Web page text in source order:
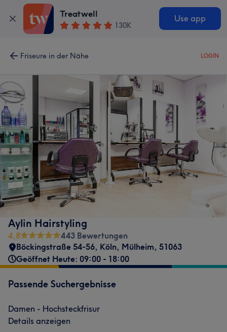
Treatwell
130K
Use app
Friseure in der Nähe LOGIN
Aylin Hairstyling
4,8
443 Bewertungen
Böckingstraße 54-56, Köln, Mülheim, 51063
Geöffnet Heute: 09:00 - 18:00
Passende Suchergebnisse
Damen - Hochsteckfrisur
Details anzeigen